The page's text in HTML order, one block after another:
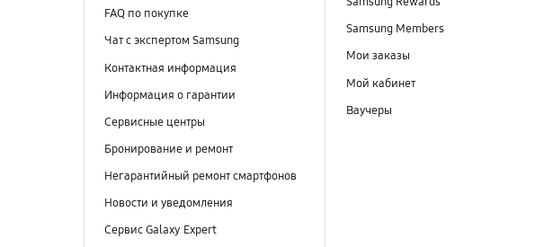
FAQ по покупке
Чат с экспертом Samsung
Контактная информация
Информация о гарантии
Сервисные центры
Бронирование и ремонт
Негарантийный ремонт смартфонов
Новости и уведомления
Сервис Galaxy Expert
Samsung Members
Мои заказы
Мой кабинет
Ваучеры